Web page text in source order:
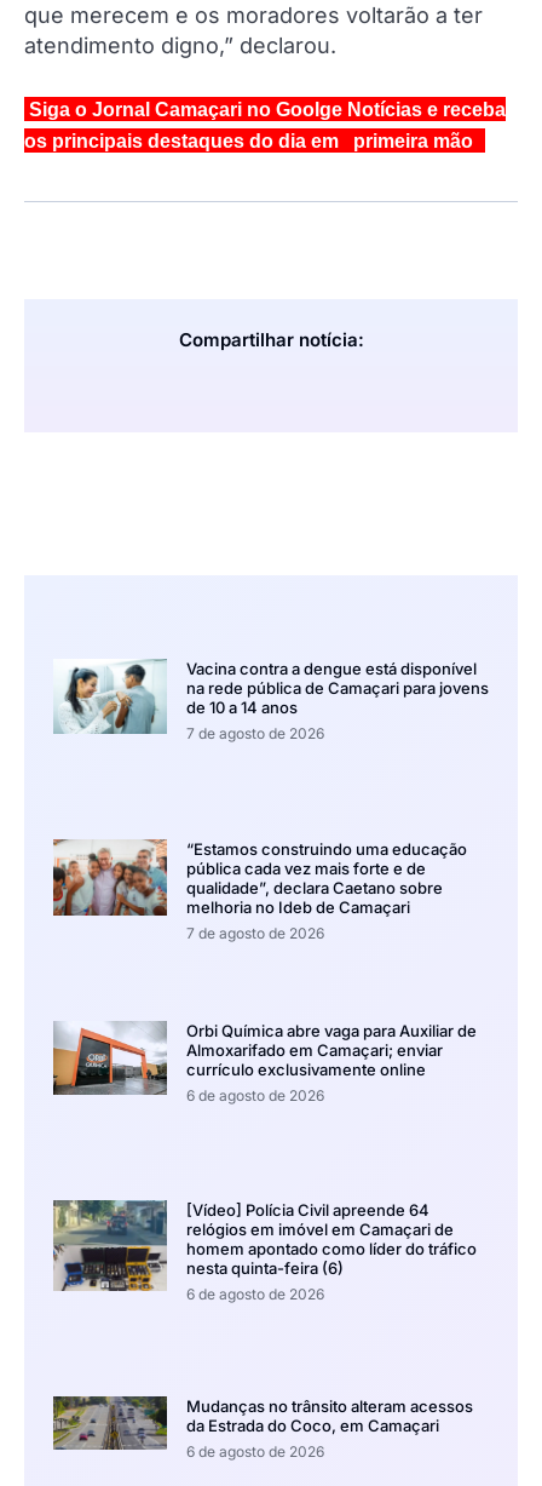
que merecem e os moradores voltarão a ter
atendimento digno,” declarou.
Siga o Jornal Camaçari no Goolge Notícias e receba
os principais destaques do dia em primeira mão
Compartilhar notícia:
Vacina contra a dengue está disponível
na rede pública de Camaçari para jovens
de 10 a 14 anos
7 de agosto de 2026
“Estamos construindo uma educação
pública cada vez mais forte e de
qualidade”, declara Caetano sobre
melhoria no Ideb de Camaçari
7 de agosto de 2026
Orbi Química abre vaga para Auxiliar de
Almoxarifado em Camaçari; enviar
currículo exclusivamente online
6 de agosto de 2026
[Vídeo] Polícia Civil apreende 64
relógios em imóvel em Camaçari de
homem apontado como líder do tráfico
nesta quinta-feira (6)
6 de agosto de 2026
Mudanças no trânsito alteram acessos
da Estrada do Coco, em Camaçari
6 de agosto de 2026